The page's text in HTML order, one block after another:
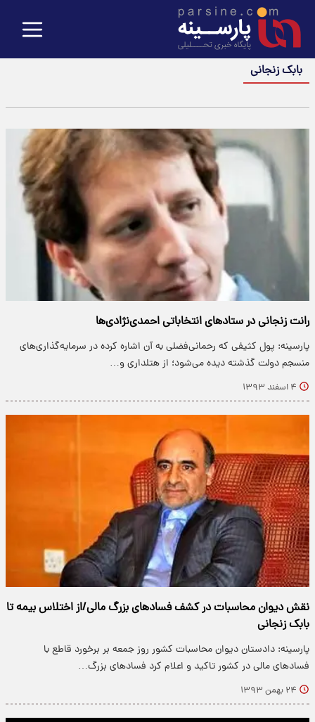
بابک زنجانی
رانت زنجانی در ستادهای انتخاباتی احمدی‌نژادی‌ها
پارسینه: پول کثیفی که رحمانی‌فضلی به آن اشاره کرده در سرمایه‌گذاری‌های
منسجم دولت گذشته دیده می‌شود؛ از هتلداری و…
۴ اسفند ۱۳۹۳
نقش دیوان محاسبات در کشف فسادهای بزرگ مالی/از اختلاس بیمه تا
بابک زنجانی
پارسینه: دادستان دیوان محاسبات کشور روز جمعه بر برخورد قاطع با
فسادهای مالی در کشور تاکید و اعلام کرد فسادهای بزرگ…
۲۴ بهمن ۱۳۹۳